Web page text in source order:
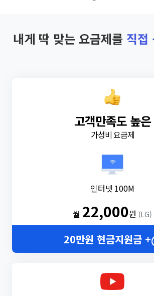
내게 딱 맞는 요금제를 직접
고객만족도 높은
가성비 요금제
인터넷 100M
월 22,000원 (LG)
20만원 현금지원금